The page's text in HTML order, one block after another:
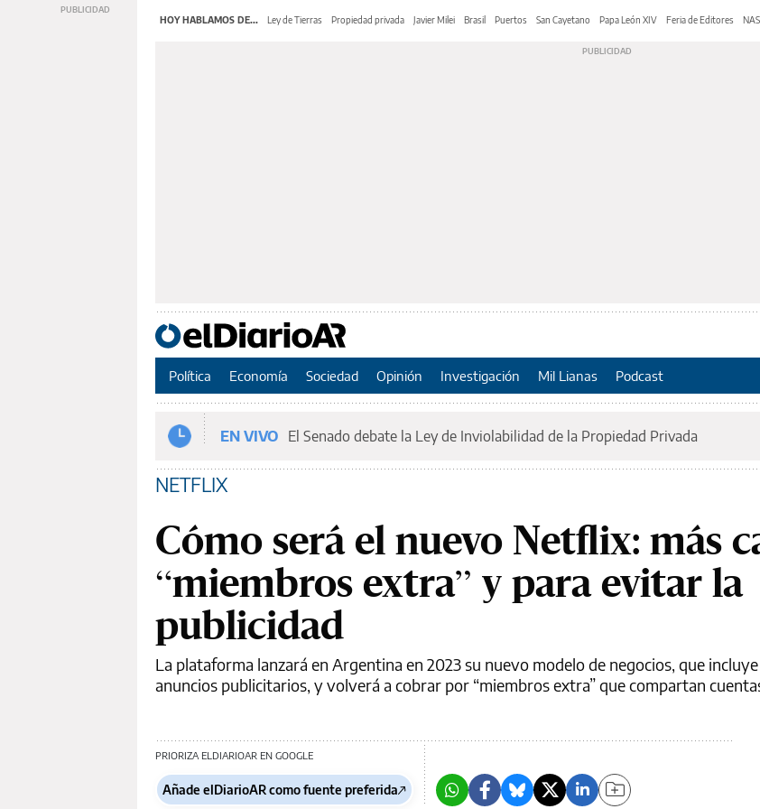
HOY HABLAMOS DE... Ley de Tierras Propiedad privada Javier Milei Brasil Puertos San Cayetano Papa León XIV Feria de Editores
Política Economía Sociedad Opinión Investigación Mil Lianas Podcast
EN VIVO El Senado debate la Ley de Inviolabilidad de la Propiedad Privada
NETFLIX
Cómo será el nuevo Netflix: más
“miembros extra” y para evitar la
publicidad
La plataforma lanzará en Argentina en 2023 su nuevo modelo de negocios, que
anuncios publicitarios, y volverá a cobrar por “miembros extra” que compartan
PRIORIZA ELDIARIOAR EN GOOGLE
Añade elDiarioAR como fuente preferida